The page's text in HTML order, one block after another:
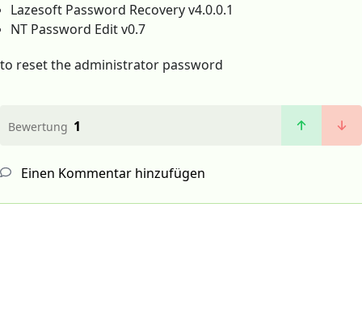
Lazesoft Password Recovery v4.0.0.1
NT Password Edit v0.7
to reset the administrator password
Bewertung 1
Einen Kommentar hinzufügen